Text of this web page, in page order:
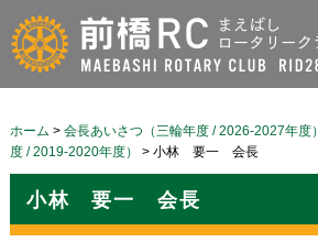
ホーム > 会長あいさつ（三輪年度 / 2026-2027年度）
度 / 2019-2020年度）
> 小林 要一 会長
小林 要一 会長